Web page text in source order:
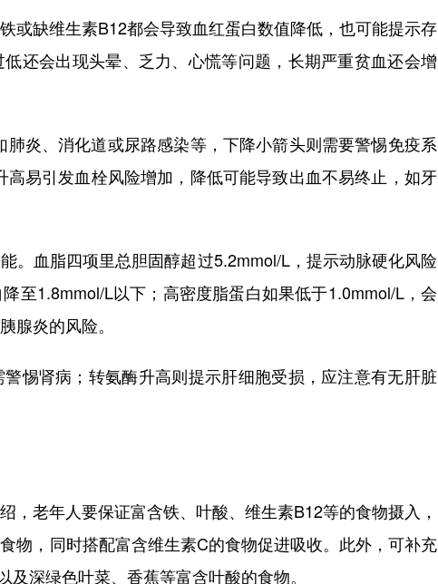
缺维生素B12都会导致血红蛋白数值降低，也可能提示存
还会出现头晕、乏力、心慌等问题，长期严重贫血还会增
炎、消化道或尿路感染等，下降小箭头则需要警惕免疫系
易引发血栓风险增加，降低可能导致出血不易终止，如牙
血脂四项里总胆固醇超过5.2mmol/L，提示动脉硬化风险
至1.8mmol/L以下；高密度脂蛋白如果低于1.0mmol/L，会
腺炎的风险。
肾病；转氨酶升高则提示肝细胞受损，应注意有无肝脏
老年人要保证富含铁、叶酸、维生素B12等的食物摄入，
物，同时搭配富含维生素C的食物促进吸收。此外，可补充
深绿色叶菜、香蕉等富含叶酸的食物。